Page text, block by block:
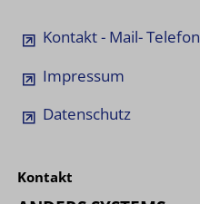
Kontakt - Mail- Telefon
Impressum
Datenschutz
Kontakt